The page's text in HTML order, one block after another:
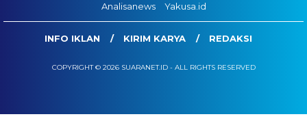
Analisanews
Yakusa.id
INFO IKLAN KIRIM KARYA REDAKSI
COPYRIGHT © 2026 SUARANET.ID - ALL RIGHTS RESERVED